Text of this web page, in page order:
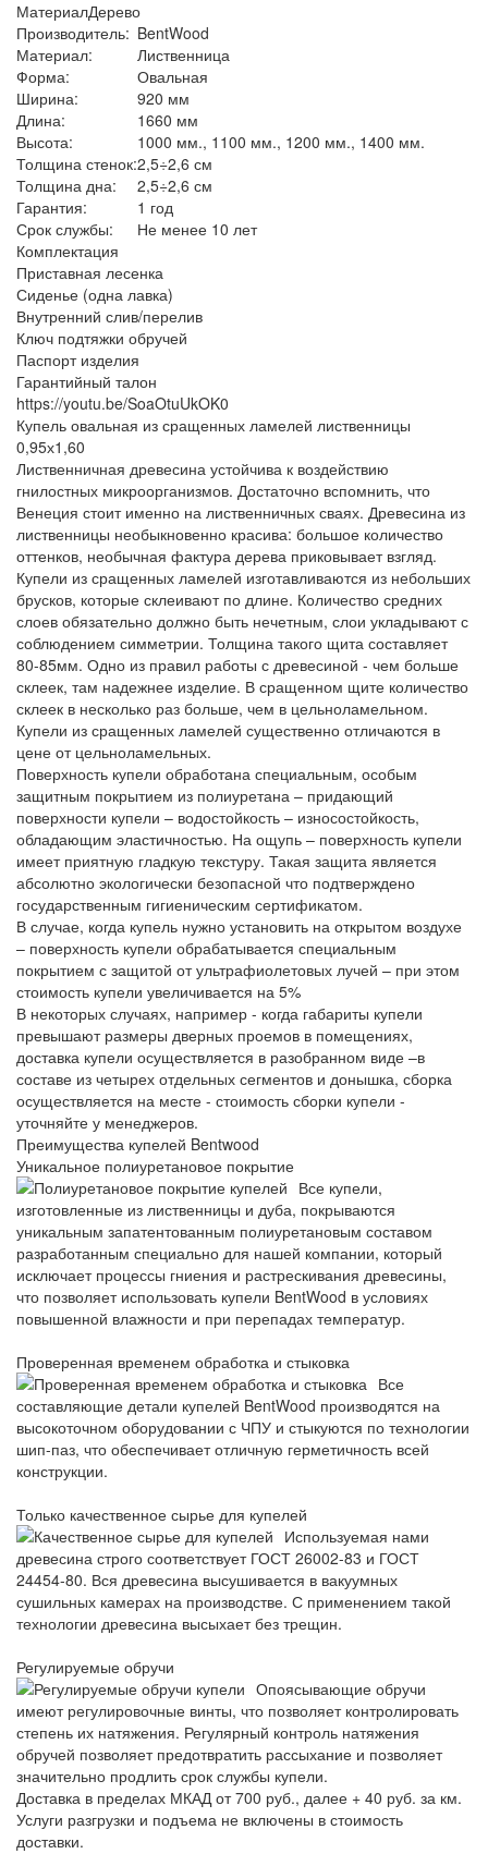
МатериалДерево
Производитель: BentWood
Материал:
Лиственница
Форма:
Овальная
Ширина:
920 мм
Длина:
1660 мм
Высота:
1000 мм., 1100 мм., 1200 мм., 1400 мм.
Толщина стенок:2,5÷2,6 см
Толщина дна:
2,5÷2,6 см
Гарантия:
1 год
Срок службы:
Не менее 10 лет
Комплектация
Приставная лесенка
Сиденье (одна лавка)
Внутренний слив/перелив
Ключ подтяжки обручей
Паспорт изделия
Гарантийный талон
https://youtu.be/SoaOtuUkOK0
Купель овальная из сращенных ламелей лиственницы
0,95х1,60
Лиственничная древесина устойчива к воздействию
гнилостных микроорганизмов. Достаточно вспомнить, что
Венеция стоит именно на лиственничных сваях. Древесина из
лиственницы необыкновенно красива: большое количество
оттенков, необычная фактура дерева приковывает взгляд.
Купели из сращенных ламелей изготавливаются из небольших
брусков, которые склеивают по длине. Количество средних
слоев обязательно должно быть нечетным, слои укладывают с
соблюдением симметрии. Толщина такого щита составляет
80-85мм. Одно из правил работы с древесиной - чем больше
склеек, там надежнее изделие. В сращенном щите количество
склеек в несколько раз больше, чем в цельноламельном.
Купели из сращенных ламелей существенно отличаются в
цене от цельноламельных.
Поверхность купели обработана специальным, особым
защитным покрытием из полиуретана – придающий
поверхности купели – водостойкость – износостойкость,
обладающим эластичностью. На ощупь – поверхность купели
имеет приятную гладкую текстуру. Такая защита является
абсолютно экологически безопасной что подтверждено
государственным гигиеническим сертификатом.
В случае, когда купель нужно установить на открытом воздухе
– поверхность купели обрабатывается специальным
покрытием с защитой от ультрафиолетовых лучей – при этом
стоимость купели увеличивается на 5%
В некоторых случаях, например - когда габариты купели
превышают размеры дверных проемов в помещениях,
доставка купели осуществляется в разобранном виде –в
составе из четырех отдельных сегментов и донышка, сборка
осуществляется на месте - стоимость сборки купели -
уточняйте у менеджеров.
Преимущества купелей Bentwood
Уникальное полиуретановое покрытие
Все купели,
изготовленные из лиственницы и дуба, покрываются
уникальным запатентованным полиуретановым составом
разработанным специально для нашей компании, который
исключает процессы гниения и растрескивания древесины,
что позволяет использовать купели BentWood в условиях
повышенной влажности и при перепадах температур.
Проверенная временем обработка и стыковка
Все
составляющие детали купелей BentWood производятся на
высокоточном оборудовании с ЧПУ и стыкуются по технологии
шип-паз, что обеспечивает отличную герметичность всей
конструкции.
Только качественное сырье для купелей
Используемая нами
древесина строго соответствует ГОСТ 26002-83 и ГОСТ
24454-80. Вся древесина высушивается в вакуумных
сушильных камерах на производстве. С применением такой
технологии древесина высыхает без трещин.
Регулируемые обручи
Опоясывающие обручи
имеют регулировочные винты, что позволяет контролировать
степень их натяжения. Регулярный контроль натяжения
обручей позволяет предотвратить рассыхание и позволяет
значительно продлить срок службы купели.
Доставка в пределах МКАД от 700 руб., далее + 40 руб. за км.
Услуги разгрузки и подъема не включены в стоимость
доставки.